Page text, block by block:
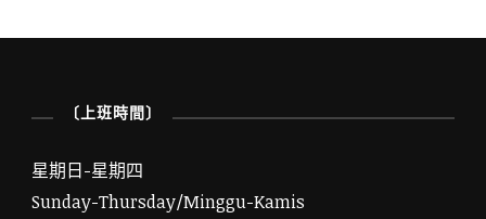
〔上班時間〕
星期日-星期四
Sunday-Thursday/Minggu-Kamis